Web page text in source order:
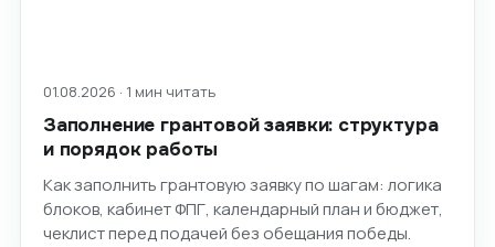
01.08.2026 · 1 мин читать
Заполнение грантовой заявки: структура
и порядок работы
Как заполнить грантовую заявку по шагам: логика
блоков, кабинет ФПГ, календарный план и бюджет,
чеклист перед подачей без обещания победы.